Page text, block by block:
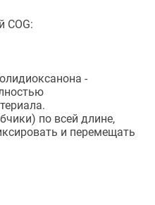
COG:
-
по всей длине,
и перемещать